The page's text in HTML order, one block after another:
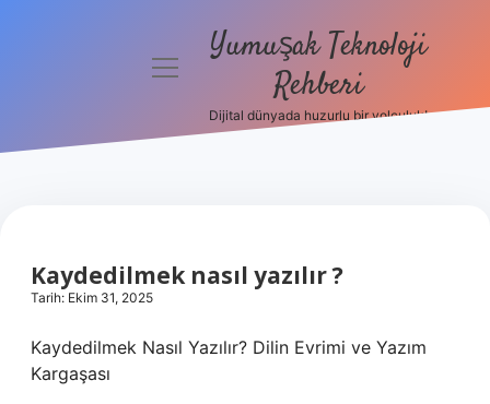
menüyüYumuşak Teknoloji
Rehberi
Dijital dünyada huzurlu bir yolculuk!
Kaydedilmek nasıl yazılır ?
Tarih: Ekim 31, 2025
Kaydedilmek Nasıl Yazılır? Dilin Evrimi ve Yazım
Kargaşası